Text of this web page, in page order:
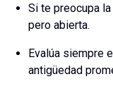
Si te preocupa
pero abierta.
Evalúa siempre
antigüedad